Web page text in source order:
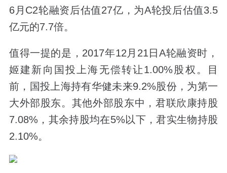
6月C2轮融资后估值27亿，为A轮投后估值3.5
亿元的7.7倍。
值得一提的是，2017年12月21日A轮融资时，
姬建新向国投上海无偿转让1.00%股权。目
前，国投上海持有华健未来9.2%股份，为第一
大外部股东。其他外部股东中，君联欣康持股
7.08%，其余持股均在5%以下，君实生物持股
2.10%。